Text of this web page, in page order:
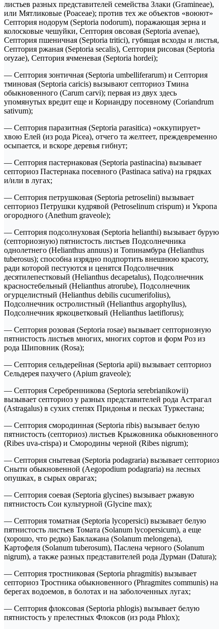
листьев разных представителей семейства Злаки (Gramineae),
или Мятликовые (Poaceae); против тех же объектов «воюют»
Септория нодорум (Septoria nodorum), поражающая зерна и
колосковые чешуйки, Септория овсовая (Septoria avenae),
Септория пшеничная (Septoria tritici), губящая всходы и листья,
Септория ржаная (Septoria secalis), Септория рисовая (Septoria
oryzae), Септория ячменевая (Septoria hordei);
— Септория зонтичная (Septoria umbelliferarum) и Септория
тминовая (Septoria caricis) вызывают септориоз Тмина
обыкновенного (Carum carvi); первая из двух здесь
упомянутых вредит еще и Кориандру посевному (Coriandrum
sativum);
— Септория паразитная (Septoria parasitica) «оккупирует»
хвою Елей (из рода Picea), отчего та желтеет, преждевременно
осыпается, и вскоре деревья гибнут;
— Септория пастернаковая (Septoria pastinacina) вызывает
септориоз Пастернака посевного (Pastinaca sativa) на грядках
и/или в лугах;
— Септория петрушковая (Septoria petroselini) вызывает
септориоз Петрушки кудрявой (Petroselinum crispum) и Укропа
огородного (Anethum graveole);
— Септория подсолнуховая (Septoria helianthi) вызывает бурую
(септориозную) пятнистость листьев Подсолнечника
однолетнего (Helianthus annuus) и Топинамбура (Helianthus
tuberosus); способна изрядно подпортить внешнюю красоту,
ради которой пестуются и ценятся Подсолнечник
десятилепестковый (Helianthus decapetalus), Подсолнечник
красностебельный (Helianthus atrorube), Подсолнечник
огурцелистный (Helianthus debilis cucumerifolius),
Подсолнечник остролистный (Helianthus argophyllus),
Подсолнечник яркоцветковый (Helianthus laetiflorus);
— Септория розовая (Septoria rosae) вызывает септориозную
пятнистость листьев многих, многих сортов и форм Роз из
рода Шиповник (Rosa);
— Септория сельдерейная (Septoria apii) вызывает септориоз
Сельдерея пахучего (Apium graveole);
— Септория Серебренникова (Septoria serebrianikowii)
вызывает септориоз у разных представителей рода Астрагал
(Astragalus) в сухих степях Придонья и песках Туркестана;
— Септория смородинная (Septoria ribis) вызывает белую
пятнистость (септориоз) листьев Крыжовника обыкновенного
(Ribes uva-crispa) и Смородины черной (Ribes nigrum);
— Септория снытевая (Septoria podagraria) вызывает септориоз
Сныти обыкновенной (Aegopodium podagraria) на лесных
опушках, в сырых оврагах;
— Септория соевая (Septoria glycines) вызывает ржавую
пятнистость Сои культурной (Glycine max);
— Септория томатная (Septoria lycopersici) вызывает белую
пятнистость листьев Томата (Solanum lycopersicum), а еще
(хорошо, что редко) Баклажана (Solanum melongena),
Картофеля (Solanum tuberosum), Паслена черного (Solanum
nigrum), а также разных представителей рода Дурман (Datura);
— Септория тростниковая (Septoria phragmitis) вызывает
септориоз Тростника обыкновенного (Phragmites communis) на
берегах водоемов, в болотах и на заболоченных лугах;
— Септория флоксовая (Septoria phlogis) вызывает белую
пятнистость у прелестных Флоксов (из рода Phlox);